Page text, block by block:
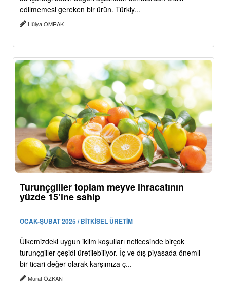
edilmemesi gereken bir ürün. Türkiy...
Hülya OMRAK
Turunçgiller toplam meyve ihracatının
yüzde 15’ine sahip
OCAK-ŞUBAT 2025 / BİTKİSEL ÜRETİM
Ülkemizdeki uygun iklim koşulları neticesinde birçok
turunçgiller çeşidi üretilebiliyor. İç ve dış piyasada önemli
bir ticari değer olarak karşımıza ç...
Murat ÖZKAN